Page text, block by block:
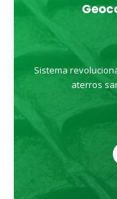
Sistema
aterros